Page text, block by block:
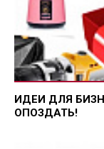
ИДЕИ ДЛЯ
ОПОЗДАТЬ!